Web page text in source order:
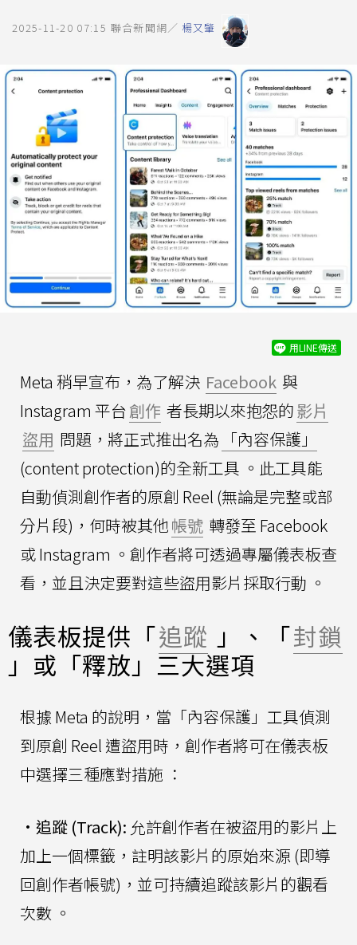
2025-11-20 07:15 聯合新聞網／ 楊又肇
用LINE傳送
Meta 稍早宣布，為了解決 Facebook 與
Instagram 平台創作 者長期以來抱怨的影片
盜用 問題，將正式推出名為 「內容保護」
(content protection)的全新工具 。此工具能
自動偵測創作者的原創 Reel (無論是完整或部
分片段)，何時被其他帳號 轉發至 Facebook
或 Instagram 。創作者將可透過專屬儀表板查
看，並且決定要對這些盜用影片採取行動 。
儀表板提供「追蹤 」、「封鎖
」或「釋放」三大選項
根據 Meta 的說明，當「內容保護」工具偵測
到原創 Reel 遭盜用時，創作者將可在儀表板
中選擇三種應對措施 ：
• 追蹤 (Track): 允許創作者在被盜用的影片上
加上一個標籤，註明該影片的原始來源 (即導
回創作者帳號)，並可持續追蹤該影片的觀看
次數 。